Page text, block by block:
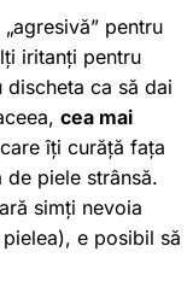
pentru
iritanți pentru
ca să dai
cea mai
îți curăță fața
de piele strânsă.
simți nevoia
e posibil să